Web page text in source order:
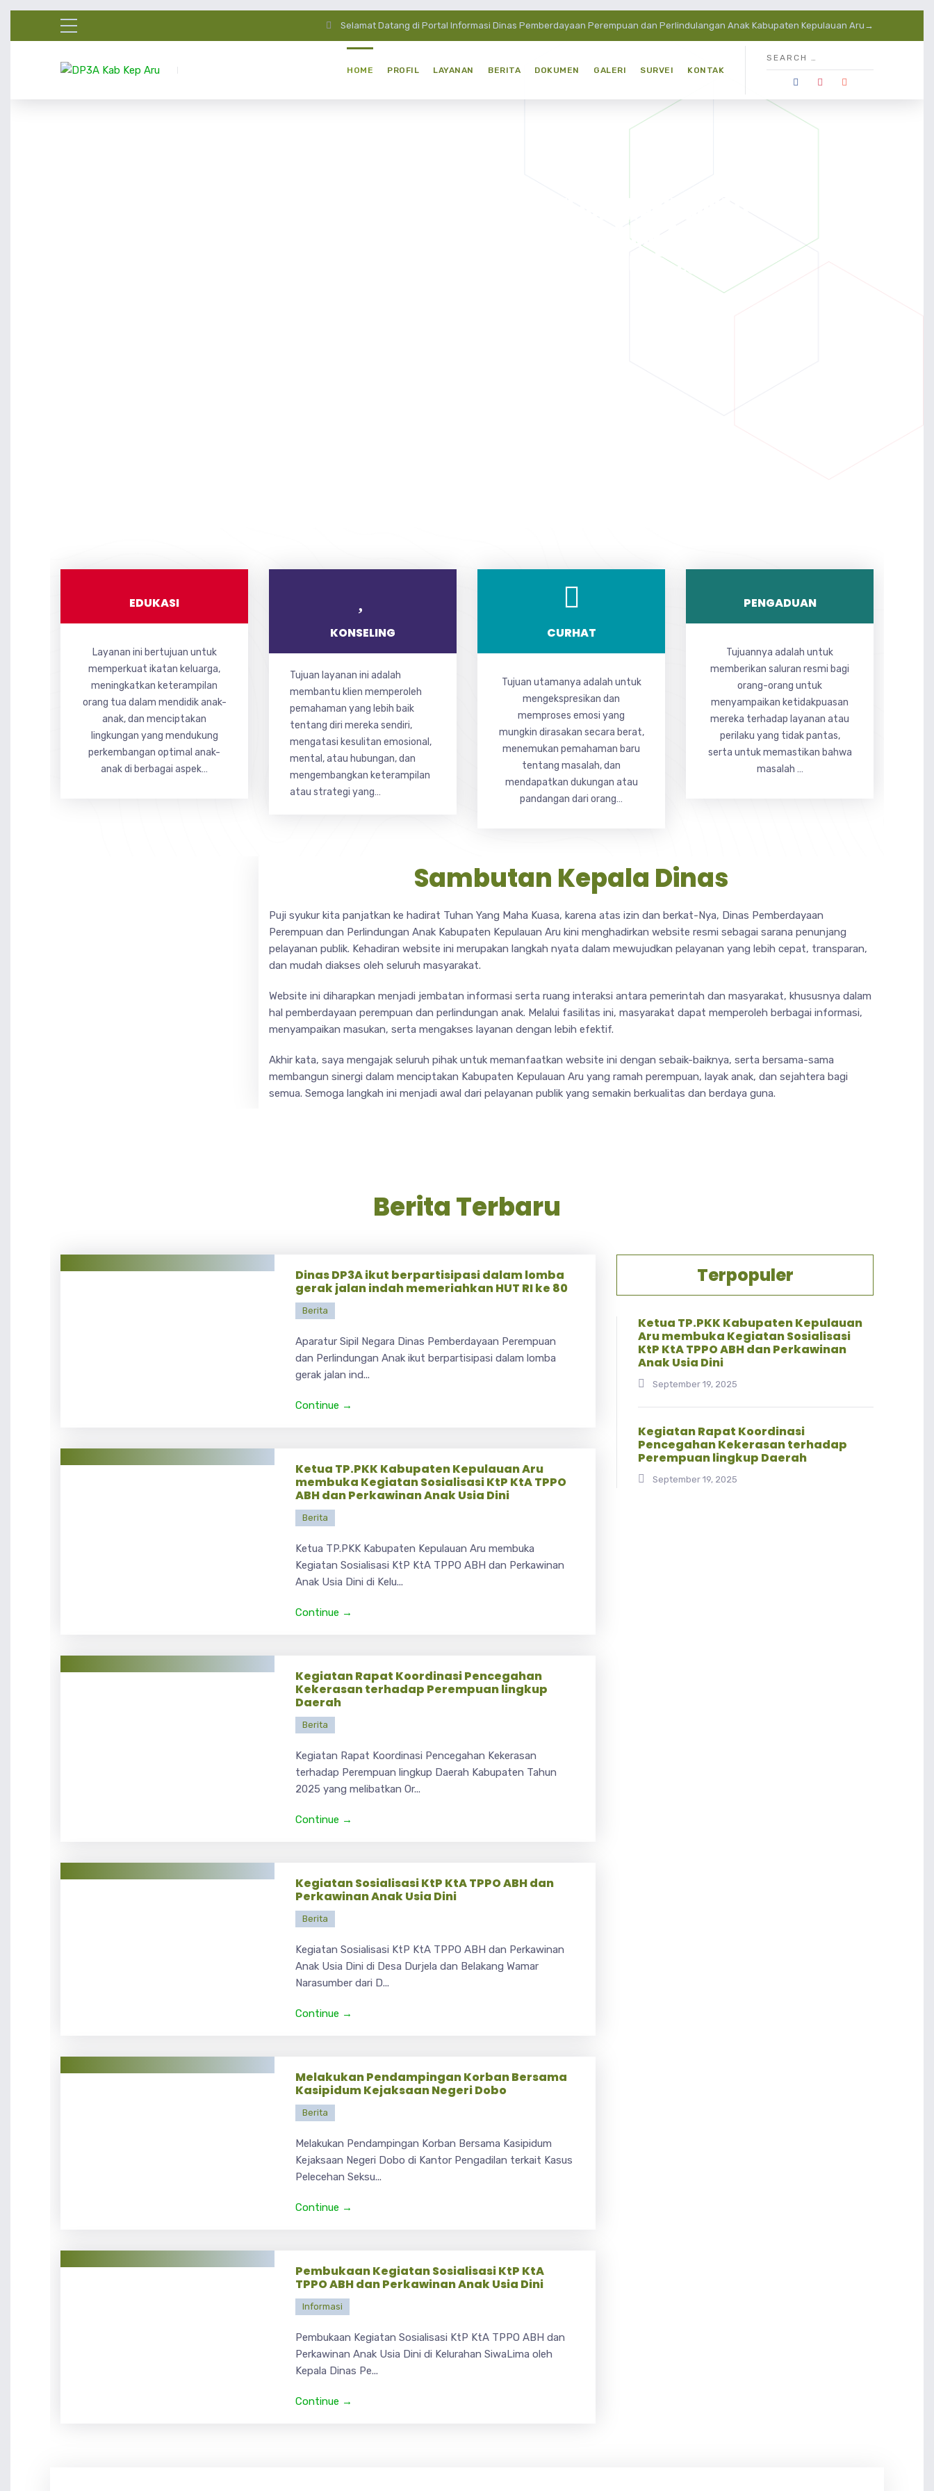
Selamat Datang di Portal Informasi Dinas Pemberdayaan Perempuan dan Perlindulangan Anak Kabupaten Kepulauan Aru→
HOME PROFIL LAYANAN BERITA DOKUMEN GALERI SURVEI KONTAK
BUPATI DAN WAKIL BUPATI
KEPULAUAN ARU
PERIODE 2025-2030
EDUKASI
Layanan ini bertujuan untuk
memperkuat ikatan keluarga,
meningkatkan keterampilan
orang tua dalam mendidik anak-
anak, dan menciptakan
lingkungan yang mendukung
perkembangan optimal anak-
anak di berbagai aspek…
KONSELING
Tujuan layanan ini adalah
membantu klien memperoleh
pemahaman yang lebih baik
tentang diri mereka sendiri,
mengatasi kesulitan emosional,
mental, atau hubungan, dan
mengembangkan keterampilan
atau strategi yang…
CURHAT
Tujuan utamanya adalah untuk
mengekspresikan dan
memproses emosi yang
mungkin dirasakan secara berat,
menemukan pemahaman baru
tentang masalah, dan
mendapatkan dukungan atau
pandangan dari orang…
PENGADUAN
Tujuannya adalah untuk
memberikan saluran resmi bagi
orang-orang untuk
menyampaikan ketidakpuasan
mereka terhadap layanan atau
perilaku yang tidak pantas,
serta untuk memastikan bahwa
masalah …
Sambutan Kepala Dinas
Puji syukur kita panjatkan ke hadirat Tuhan Yang Maha Kuasa, karena atas izin dan berkat-Nya, Dinas Pemberdayaan
Perempuan dan Perlindungan Anak Kabupaten Kepulauan Aru kini menghadirkan website resmi sebagai sarana penunjang
pelayanan publik. Kehadiran website ini merupakan langkah nyata dalam mewujudkan pelayanan yang lebih cepat, transparan,
dan mudah diakses oleh seluruh masyarakat.
Website ini diharapkan menjadi jembatan informasi serta ruang interaksi antara pemerintah dan masyarakat, khususnya dalam
hal pemberdayaan perempuan dan perlindungan anak. Melalui fasilitas ini, masyarakat dapat memperoleh berbagai informasi,
menyampaikan masukan, serta mengakses layanan dengan lebih efektif.
Akhir kata, saya mengajak seluruh pihak untuk memanfaatkan website ini dengan sebaik-baiknya, serta bersama-sama
membangun sinergi dalam menciptakan Kabupaten Kepulauan Aru yang ramah perempuan, layak anak, dan sejahtera bagi
semua. Semoga langkah ini menjadi awal dari pelayanan publik yang semakin berkualitas dan berdaya guna.
Berita Terbaru
Dinas DP3A ikut berpartisipasi dalam lomba
gerak jalan indah memeriahkan HUT RI ke 80
Berita
Aparatur Sipil Negara Dinas Pemberdayaan Perempuan
dan Perlindungan Anak ikut berpartisipasi dalam lomba
gerak jalan ind...
Continue →
Ketua TP.PKK Kabupaten Kepulauan Aru
membuka Kegiatan Sosialisasi KtP KtA TPPO
ABH dan Perkawinan Anak Usia Dini
Berita
Ketua TP.PKK Kabupaten Kepulauan Aru membuka
Kegiatan Sosialisasi KtP KtA TPPO ABH dan Perkawinan
Anak Usia Dini di Kelu...
Continue →
Kegiatan Rapat Koordinasi Pencegahan
Kekerasan terhadap Perempuan lingkup
Daerah
Berita
Kegiatan Rapat Koordinasi Pencegahan Kekerasan
terhadap Perempuan lingkup Daerah Kabupaten Tahun
2025 yang melibatkan Or...
Continue →
Kegiatan Sosialisasi KtP KtA TPPO ABH dan
Perkawinan Anak Usia Dini
Berita
Kegiatan Sosialisasi KtP KtA TPPO ABH dan Perkawinan
Anak Usia Dini di Desa Durjela dan Belakang Wamar
Narasumber dari D...
Continue →
Melakukan Pendampingan Korban Bersama
Kasipidum Kejaksaan Negeri Dobo
Berita
Melakukan Pendampingan Korban Bersama Kasipidum
Kejaksaan Negeri Dobo di Kantor Pengadilan terkait Kasus
Pelecehan Seksu...
Continue →
Pembukaan Kegiatan Sosialisasi KtP KtA
TPPO ABH dan Perkawinan Anak Usia Dini
Informasi
Pembukaan Kegiatan Sosialisasi KtP KtA TPPO ABH dan
Perkawinan Anak Usia Dini di Kelurahan SiwaLima oleh
Kepala Dinas Pe...
Continue →
Terpopuler
Ketua TP.PKK Kabupaten Kepulauan
Aru membuka Kegiatan Sosialisasi
KtP KtA TPPO ABH dan Perkawinan
Anak Usia Dini
September 19, 2025
Kegiatan Rapat Koordinasi
Pencegahan Kekerasan terhadap
Perempuan lingkup Daerah
September 19, 2025